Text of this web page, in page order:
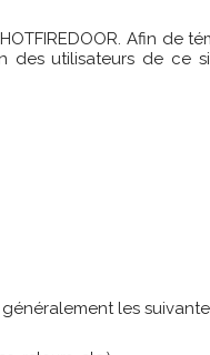
Afin de
des utilisateurs de ce
les